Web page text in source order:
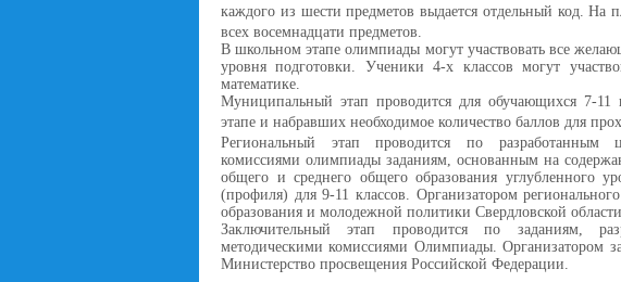
каждого из шести предметов выдается отдельный код. На
всех восемнадцати предметов.
В школьном этапе олимпиады могут участвовать все
уровня подготовки. Ученики 4-х классов могут
математике.
Муниципальный этап проводится для обучающихся 7-
этапе и набравших необходимое количество баллов для
Региональный этап проводится по разработанным
комиссиями олимпиады заданиям, основанным на
общего и среднего общего образования углубленного
(профиля) для 9-11 классов. Организатором
образования и молодежной политики Свердловской
Заключительный этап проводится по заданиям,
методическими комиссиями Олимпиады. Организатором
Министерство просвещения Российской Федерации.